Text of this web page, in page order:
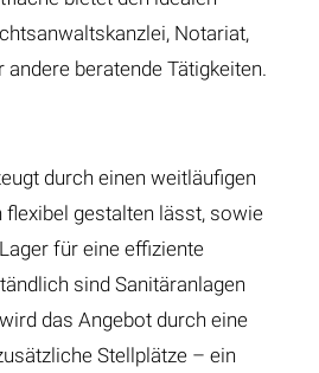
Notariat,
beratende Tätigkeiten.
durch einen weitläufigen
flexibel gestalten lässt, sowie
für eine effiziente
sind Sanitäranlagen
das Angebot durch eine
Stellplätze – ein